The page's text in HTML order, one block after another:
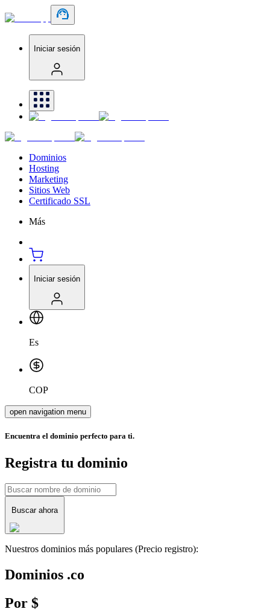
Iniciar sesión
Dominios
Hosting
Marketing
Sitios Web
Certificado SSL
Más
Iniciar sesión
Es
COP
open navigation menu
Encuentra el dominio perfecto para ti.
Registra tu dominio
Buscar ahora
Nuestros dominios más populares (Precio registro):
Dominios .co
Por $